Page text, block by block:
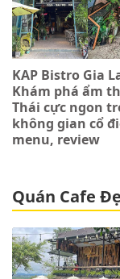
KAP Bistro Gia
Khám phá ẩm
Thái cực ngon
không gian cổ
menu, review
Quán Cafe